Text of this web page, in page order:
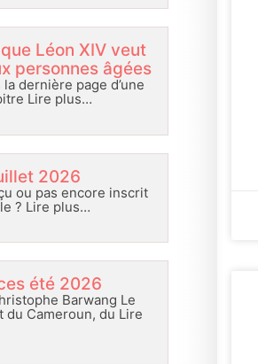
Léon XIV veut
personnes âgées
dernière page d’une
Lire plus…
2026
ou pas encore inscrit
? Lire plus…
été 2026
Barwang Le
du Cameroun, du Lire